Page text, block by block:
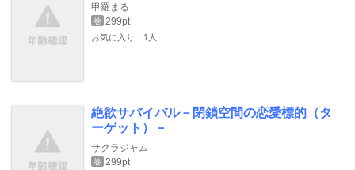
甲羅まる
巻 299pt
お気に入り：1人
絶欲サバイバル－閉鎖空間の恋愛標的（タ
ーゲット）－
サクラジャム
巻 299pt